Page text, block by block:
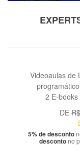
Videoaulas de
2 E-
DE
5% de desconto
descontono